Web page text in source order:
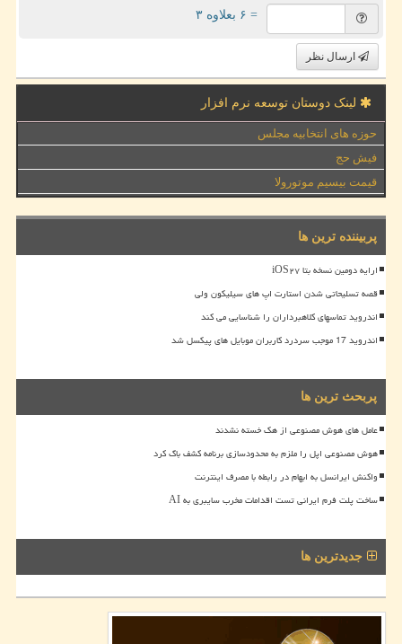
= ۶ بعلاوه ۳
ارسال نظر
لینک دوستان توسعه نرم افزار
حوزه های انتخابیه مجلس
فیش حج
قیمت بیسیم موتورولا
پربیننده ترین ها
ارایه دومین نسخه بتا iOS۲۷
قصه تسلیحاتی شدن استارت اپ های سیلیکون ولی
اندروید تماسهای کلاهبرداران را شناسایی می کند
اندروید 17 موجب سردرد کاربران موبایل های پیکسل شد
پربحث ترین ها
عامل های هوش مصنوعی از هک خسته نشدند
هوش مصنوعی اپل را ملزم به محدودسازی برنامه کشف باگ کرد
واکنش ایرانسل به ابهام در رابطه با مصرف اینترنت
ساخت پلت فرم ایرانی تست اقدامات مخرب سایبری به AI
جدیدترین ها